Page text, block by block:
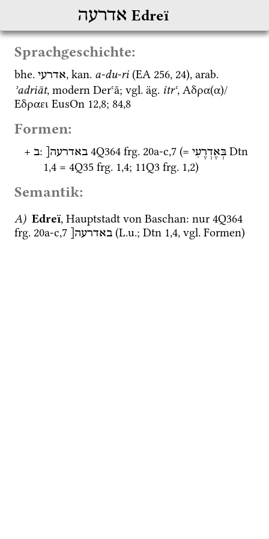
אדרעה Edreï
Sprachgeschichte:
bhe. אדרעי, kan. a-du-ri (EA 256, 24), arab.
ʾadriāt, modern Derʿā; vgl. äg. ỉtrʿ, Αδρα(α)/
Εδραει EusOn 12,8; 84,8
Formen:
+ ב: באדרעה[ 4Q364 frg. 20a-c,7 (= בְּאֶדְרֶעִי Dtn
1,4 = 4Q35 frg. 1,4; 11Q3 frg. 1,2)
Semantik:
A) Edreï, Hauptstadt von Baschan: nur 4Q364
frg. 20a-c,7 באדרעה[ (L.u.; Dtn 1,4, vgl. Formen)